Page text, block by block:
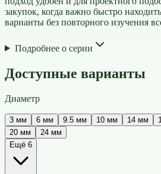
закупок, когда важно быстро
варианты без повторного изучения
Подробнее о серии
Доступные варианты
Диаметр
3 мм 6 мм 9.5 мм 10 мм 14 мм
20 мм
24 мм
Ещё 6